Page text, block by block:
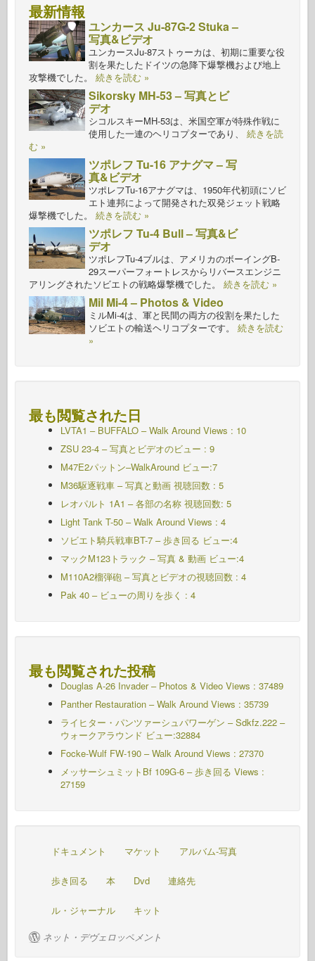
最新情報
ユンカース Ju-87G-2 Stuka –
写真&ビデオ
ユンカースJu-87ストゥーカは、初期に重要な役
割を果たしたドイツの急降下爆撃機および地上
攻撃機でした。 続きを読む »
Sikorsky MH-53 – 写真とビ
デオ
シコルスキーMH-53は、米国空軍が特殊作戦に
使用した一連のヘリコプターであり、 続きを読
む »
ツポレフ Tu-16 アナグマ – 写
真&ビデオ
ツポレフTu-16アナグマは、1950年代初頭にソビ
エト連邦によって開発された双発ジェット戦略
爆撃機でした。 続きを読む »
ツポレフ Tu-4 Bull – 写真&ビ
デオ
ツポレフTu-4ブルは、アメリカのボーイングB-
29スーパーフォートレスからリバースエンジニ
アリングされたソビエトの戦略爆撃機でした。 続きを読む »
Mil Mi-4 – Photos & Video
ミルMi-4は、軍と民間の両方の役割を果たした
ソビエトの輸送ヘリコプターです。 続きを読む
»
最も閲覧された日
LVTA1 – BUFFALO – Walk Around Views : 10
ZSU 23-4 – 写真とビデオのビュー : 9
M47E2パットン–WalkAround ビュー:7
M36駆逐戦車 – 写真と動画 視聴回数 : 5
レオパルト 1A1 – 各部の名称 視聴回数: 5
Light Tank T-50 – Walk Around Views : 4
ソビエト騎兵戦車BT-7 – 歩き回る ビュー:4
マックM123トラック – 写真 & 動画 ビュー:4
M110A2榴弾砲 – 写真とビデオの視聴回数 : 4
Pak 40 – ビューの周りを歩く : 4
最も閲覧された投稿
Douglas A-26 Invader – Photos & Video Views : 37489
Panther Restauration – Walk Around Views : 35739
ライヒター・パンツァーシュパワーゲン – Sdkfz.222 –
ウォークアラウンド ビュー:32884
Focke-Wulf FW-190 – Walk Around Views : 27370
メッサーシュミットBf 109G-6 – 歩き回る Views :
27159
ドキュメント マケット アルバム-写真
歩き回る 本 Dvd 連絡先
ル・ジャーナル キット
ネット・デヴェロッペメント